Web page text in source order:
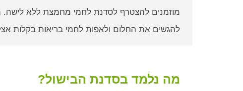
מוזמנים להצטרף לסדנת לחמי מחמצת ללא לישה.
להגשים את החלום ולאפות לחמי בריאות בקלות
מה נלמד בסדנת הבישול?